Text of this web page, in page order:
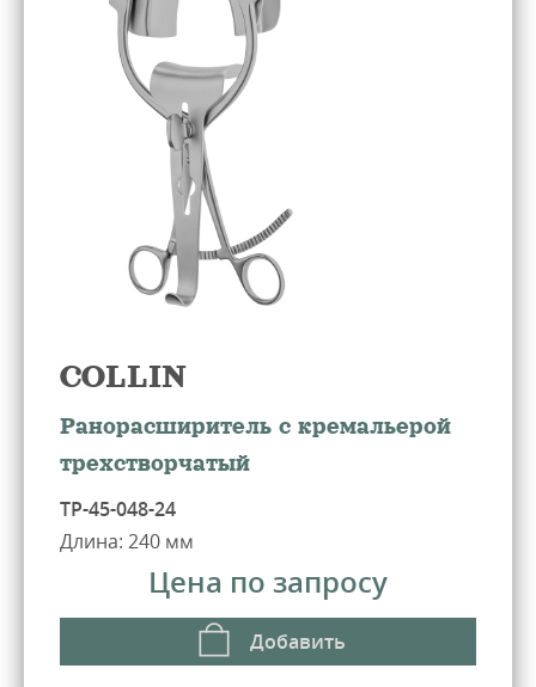
COLLIN
Ранорасширитель с кремальерой
трехстворчатый
ТР-45-048-24
Длина: 240 мм
Цена по запросу
Добавить